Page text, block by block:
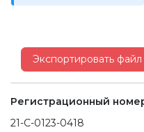
Экспортировать файл
Регистрационный
21-С-0123-0418